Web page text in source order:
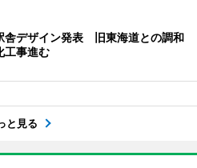
舎デザイン発表 旧東海道との調和
工事進む
と見る